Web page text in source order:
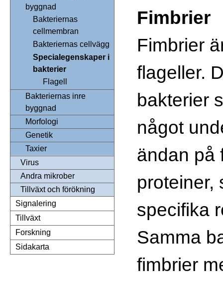
byggnad
Bakteriernas
cellmembran
Bakteriernas cellvägg
Specialegenskaper i
bakterier
Flagell
Bakteriernas inre
byggnad
Morfologi
Genetik
Taxier
Virus
Andra mikrober
Tillväxt och förökning
Signalering
Tillväxt
Forskning
Sidakarta
Fimbrier
Fimbrier
flageller.
bakterier
något
ändan på
proteiner,
specifika
Samma
fimbrier